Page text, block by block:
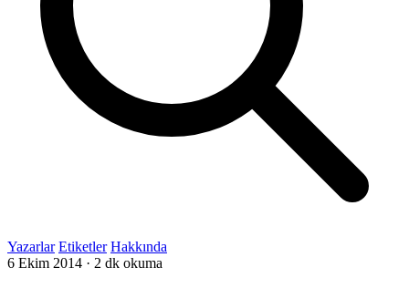
Yazarlar Etiketler Hakkında
6 Ekim 2014 · 2 dk okuma